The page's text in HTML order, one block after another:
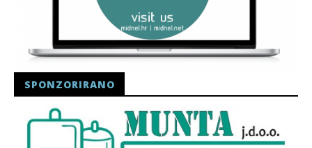
SPONZORIRANO